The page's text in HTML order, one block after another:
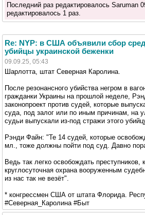
Последний раз редактировалось Saruman
редактировалось 1 раз.
Re: NYP: в США объявили сбор
убийцы украинской беженки
09.09.25, 05:43
Шарлотта, штат Северная Каролина.
После резонансного убийства негром в
гражданки Украины на прошлой неделе,
законопроект против судей, которые
суда, под залог или по иным причинам, на
судьи выпускали из-под стражи этого
Рэнди Файн: "Те 14 судей, которые
мл., тоже должны пойти под суд. Давно
Ведь так легко освобождать преступников,
круглосуточная охрана вооруженным
из нас так не везёт".
* конгрессмен США от штата Флорида.
#Северная_Каролина #Быт